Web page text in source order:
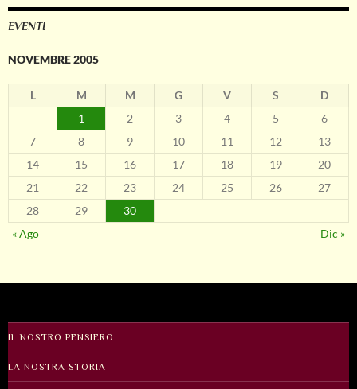
EVENTI
NOVEMBRE 2005
L M M G V S
D
1
2 3 4 5
6
7
8 9 10 11 12
13
14
15 16 17 18 19
20
21
22 23 24 25 26
27
28
29
30
« Ago
Dic »
IL NOSTRO PENSIERO
LA NOSTRA STORIA